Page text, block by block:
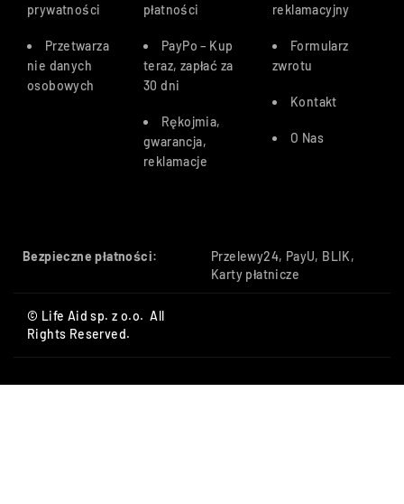
prywatności
Przetwarza
nie danych
osobowych
płatności
PayPo – Kup
teraz, zapłać za
30 dni
Rękojmia,
gwarancja,
reklamacje
reklamacyjny
Formularz
zwrotu
Kontakt
O Nas
Bezpieczne płatności:
Przelewy24, PayU, BLIK,
Karty płatnicze
© Life Aid sp. z o.o. All
Rights Reserved.